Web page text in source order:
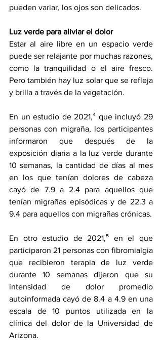
pueden variar, los ojos son delicados.
Luz verde para aliviar el dolor
Estar al aire libre en un espacio verde
puede ser relajante por muchas razones,
como la tranquilidad o el aire fresco.
Pero también hay luz solar que se refleja
y brilla a través de la vegetación.
En un estudio de 2021,⁴ que incluyó 29
personas con migraña, los participantes
informaron que después de la
exposición diaria a la luz verde durante
10 semanas, la cantidad de días al mes
en los que tenían dolores de cabeza
cayó de 7.9 a 2.4 para aquellos que
tenían migrañas episódicas y de 22.3 a
9.4 para aquellos con migrañas crónicas.
En otro estudio de 2021,⁵ en el que
participaron 21 personas con fibromialgia
que recibieron terapia de luz verde
durante 10 semanas dijeron que su
intensidad de dolor promedio
autoinformada cayó de 8.4 a 4.9 en una
escala de 10 puntos utilizada en la
clínica del dolor de la Universidad de
Arizona.